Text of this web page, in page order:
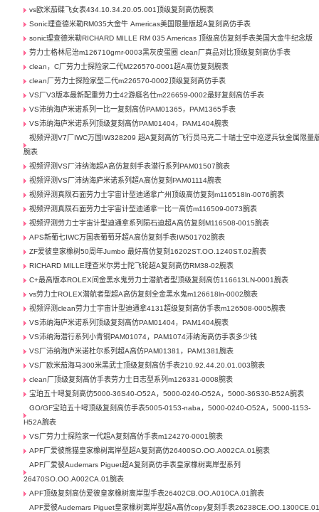
vs欧米茄碟飞女表434.10.34.20.05.001顶级复刻高仿腕表
Sonic理查德米勒RM035大金牛 Americas美国限量版超A复刻高仿手表
sonic理查德米勒RICHARD MILLE RM 035 Americas 顶级高仿复刻手表美国大金牛纪念版
劳力士格林尼治m126710grnr-0003黑灰皮蛋圈 clean厂真品对比顶级复刻高仿手表
clean，C厂劳力士探险家二代M226570-0001超A高仿复刻腕表
clean厂劳力士探险家型二代m226570-0002顶级复刻高仿手表
VS厂V3版本最新配重劳力士42游艇名仕m226659-0002最好复刻高仿手表
VS沛纳海庐米诺系列一比一复刻高仿PAM01365，PAM1365手表
VS沛纳海庐米诺系列顶级复刻高仿PAM01404，PAM1404腕表
视频评测V7厂IWC万国IW328209 超A复刻高仿飞行员马克二十瑞士空中巡逻兵钛金属限量
腕表
视频评测VS厂沛纳海超A高仿复刻手表潜行系列PAM01507腕表
视频评测VS厂沛纳海庐米诺系列超A高仿复刻PAM01114腕表
视频评测真陨石面劳力士宇宙计型迪通拿广州顶级高仿复刻m116518ln-0076腕表
视频评测真陨石面劳力士宇宙计型迪通拿一比一高仿m116509-0073腕表
视频评测劳力士宇宙计型迪通拿系列陨石迪超A高仿复刻M116508-0015腕表
APS新葡七IWC万国表葡萄牙超A高仿复刻手表IW501702腕表
ZF爱彼皇家橡树50周年Jumbo 最好高仿复刻16202ST.OO.1240ST.02腕表
RICHARD MILLE理查米尔男士陀飞轮超A复刻高仿RM38-02腕表
C+最高版本ROLEX间金黑水鬼劳力士潜航者型顶级复刻高仿116613LN-0001腕表
vs劳力士ROLEX潜航者型超A高仿复刻全金黑水鬼m126618ln-0002腕表
视频评测clean劳力士宇宙计型迪通拿4131超级复刻高仿手表m126508-0005腕表
VS沛纳海庐米诺系列顶级复刻高仿PAM01404，PAM1404腕表
VS沛纳海潜行系列小青铜PAM01074，PAM1074沛纳海高仿手表多少钱
VS厂沛纳海庐米诺杜尔系列超A高仿PAM01381，PAM1381腕表
VS厂欧米茄海马300米黑武士顶级复刻高仿手表210.92.44.20.01.003腕表
clean厂顶级复刻高仿手表劳力士日志型系列m126331-0008腕表
宝珀五十噚复刻高仿5000-36S40-O52A，5000-0240-O52A，5000-36S30-B52A腕表
GO/GF宝珀五十噚顶级复刻高仿手表5005-0153-naba，5000-0240-O52A，5000-1153-
H52A腕表
VS厂劳力士探险家一代超A复刻高仿手表m124270-0001腕表
APF厂爱彼熊猫皇家橡树离岸型超A复刻高仿26400SO.OO.A002CA.01腕表
APF厂爱彼Audemars Piguet超A复刻高仿手表皇家橡树离岸型系列
26470SO.OO.A002CA.01腕表
APF顶级复刻高仿爱彼皇家橡树离岸型手表26402CB.OO.A010CA.01腕表
APF爱彼Audemars Piguet皇家橡树离岸型超A高仿copy复刻手表